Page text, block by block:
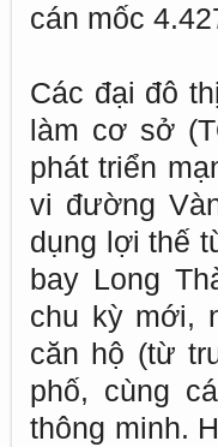
cán mốc
Các đại đô
làm cơ sở
phát triển
vi đường
dụng lợi thế
bay Long
chu kỳ mới,
căn hộ (từ
phố, cùng
thông minh.